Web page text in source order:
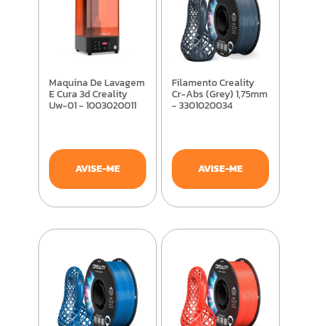
Maquina De Lavagem
E Cura 3d Creality
Uw-01 - 1003020011
AVISE-ME
Filamento Creality
Cr-Abs (Grey) 1,75mm
- 3301020034
AVISE-ME